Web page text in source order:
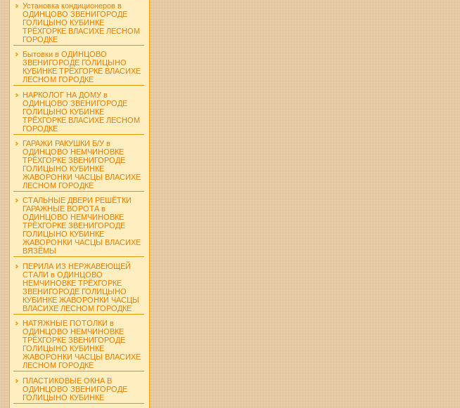
Установка кондиционеров в
ОДИНЦОВО ЗВЕНИГОРОДЕ
ГОЛИЦЫНО КУБИНКЕ
ТРЁХГОРКЕ ВЛАСИХЕ ЛЕСНОМ
ГОРОДКЕ
Бытовки в ОДИНЦОВО
ЗВЕНИГОРОДЕ ГОЛИЦЫНО
КУБИНКЕ ТРЁХГОРКЕ ВЛАСИХЕ
ЛЕСНОМ ГОРОДКЕ
НАРКОЛОГ НА ДОМУ в
ОДИНЦОВО ЗВЕНИГОРОДЕ
ГОЛИЦЫНО КУБИНКЕ
ТРЁХГОРКЕ ВЛАСИХЕ ЛЕСНОМ
ГОРОДКЕ
ГАРАЖИ РАКУШКИ Б/У в
ОДИНЦОВО НЕМЧИНОВКЕ
ТРЁХГОРКЕ ЗВЕНИГОРОДЕ
ГОЛИЦЫНО КУБИНКЕ
ЖАВОРОНКИ ЧАСЦЫ ВЛАСИХЕ
ЛЕСНОМ ГОРОДКЕ
СТАЛЬНЫЕ ДВЕРИ РЕШЁТКИ
ГАРАЖНЫЕ ВОРОТА в
ОДИНЦОВО НЕМЧИНОВКЕ
ТРЁХГОРКЕ ЗВЕНИГОРОДЕ
ГОЛИЦЫНО КУБИНКЕ
ЖАВОРОНКИ ЧАСЦЫ ВЛАСИХЕ
ВЯЗЁМЫ
ПЕРИЛА ИЗ НЕРЖАВЕЮЩЕЙ
СТАЛИ в ОДИНЦОВО
НЕМЧИНОВКЕ ТРЁХГОРКЕ
ЗВЕНИГОРОДЕ ГОЛИЦЫНО
КУБИНКЕ ЖАВОРОНКИ ЧАСЦЫ
ВЛАСИХЕ ЛЕСНОМ ГОРОДКЕ
НАТЯЖНЫЕ ПОТОЛКИ в
ОДИНЦОВО НЕМЧИНОВКЕ
ТРЁХГОРКЕ ЗВЕНИГОРОДЕ
ГОЛИЦЫНО КУБИНКЕ
ЖАВОРОНКИ ЧАСЦЫ ВЛАСИХЕ
ЛЕСНОМ ГОРОДКЕ
ПЛАСТИКОВЫЕ ОКНА В
ОДИНЦОВО ЗВЕНИГОРОДЕ
ГОЛИЦЫНО КУБИНКЕ